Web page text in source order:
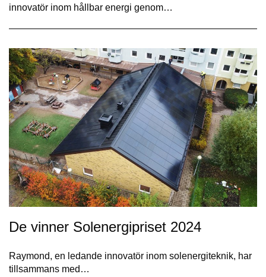
innovatör inom hållbar energi genom…
De vinner Solenergipriset 2024
Raymond, en ledande innovatör inom solenergiteknik, har
tillsammans med…